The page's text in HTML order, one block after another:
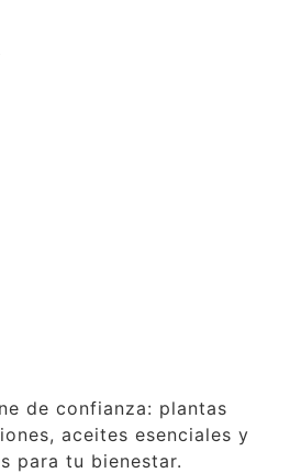
de confianza: plantas
aceites esenciales y
para tu bienestar.